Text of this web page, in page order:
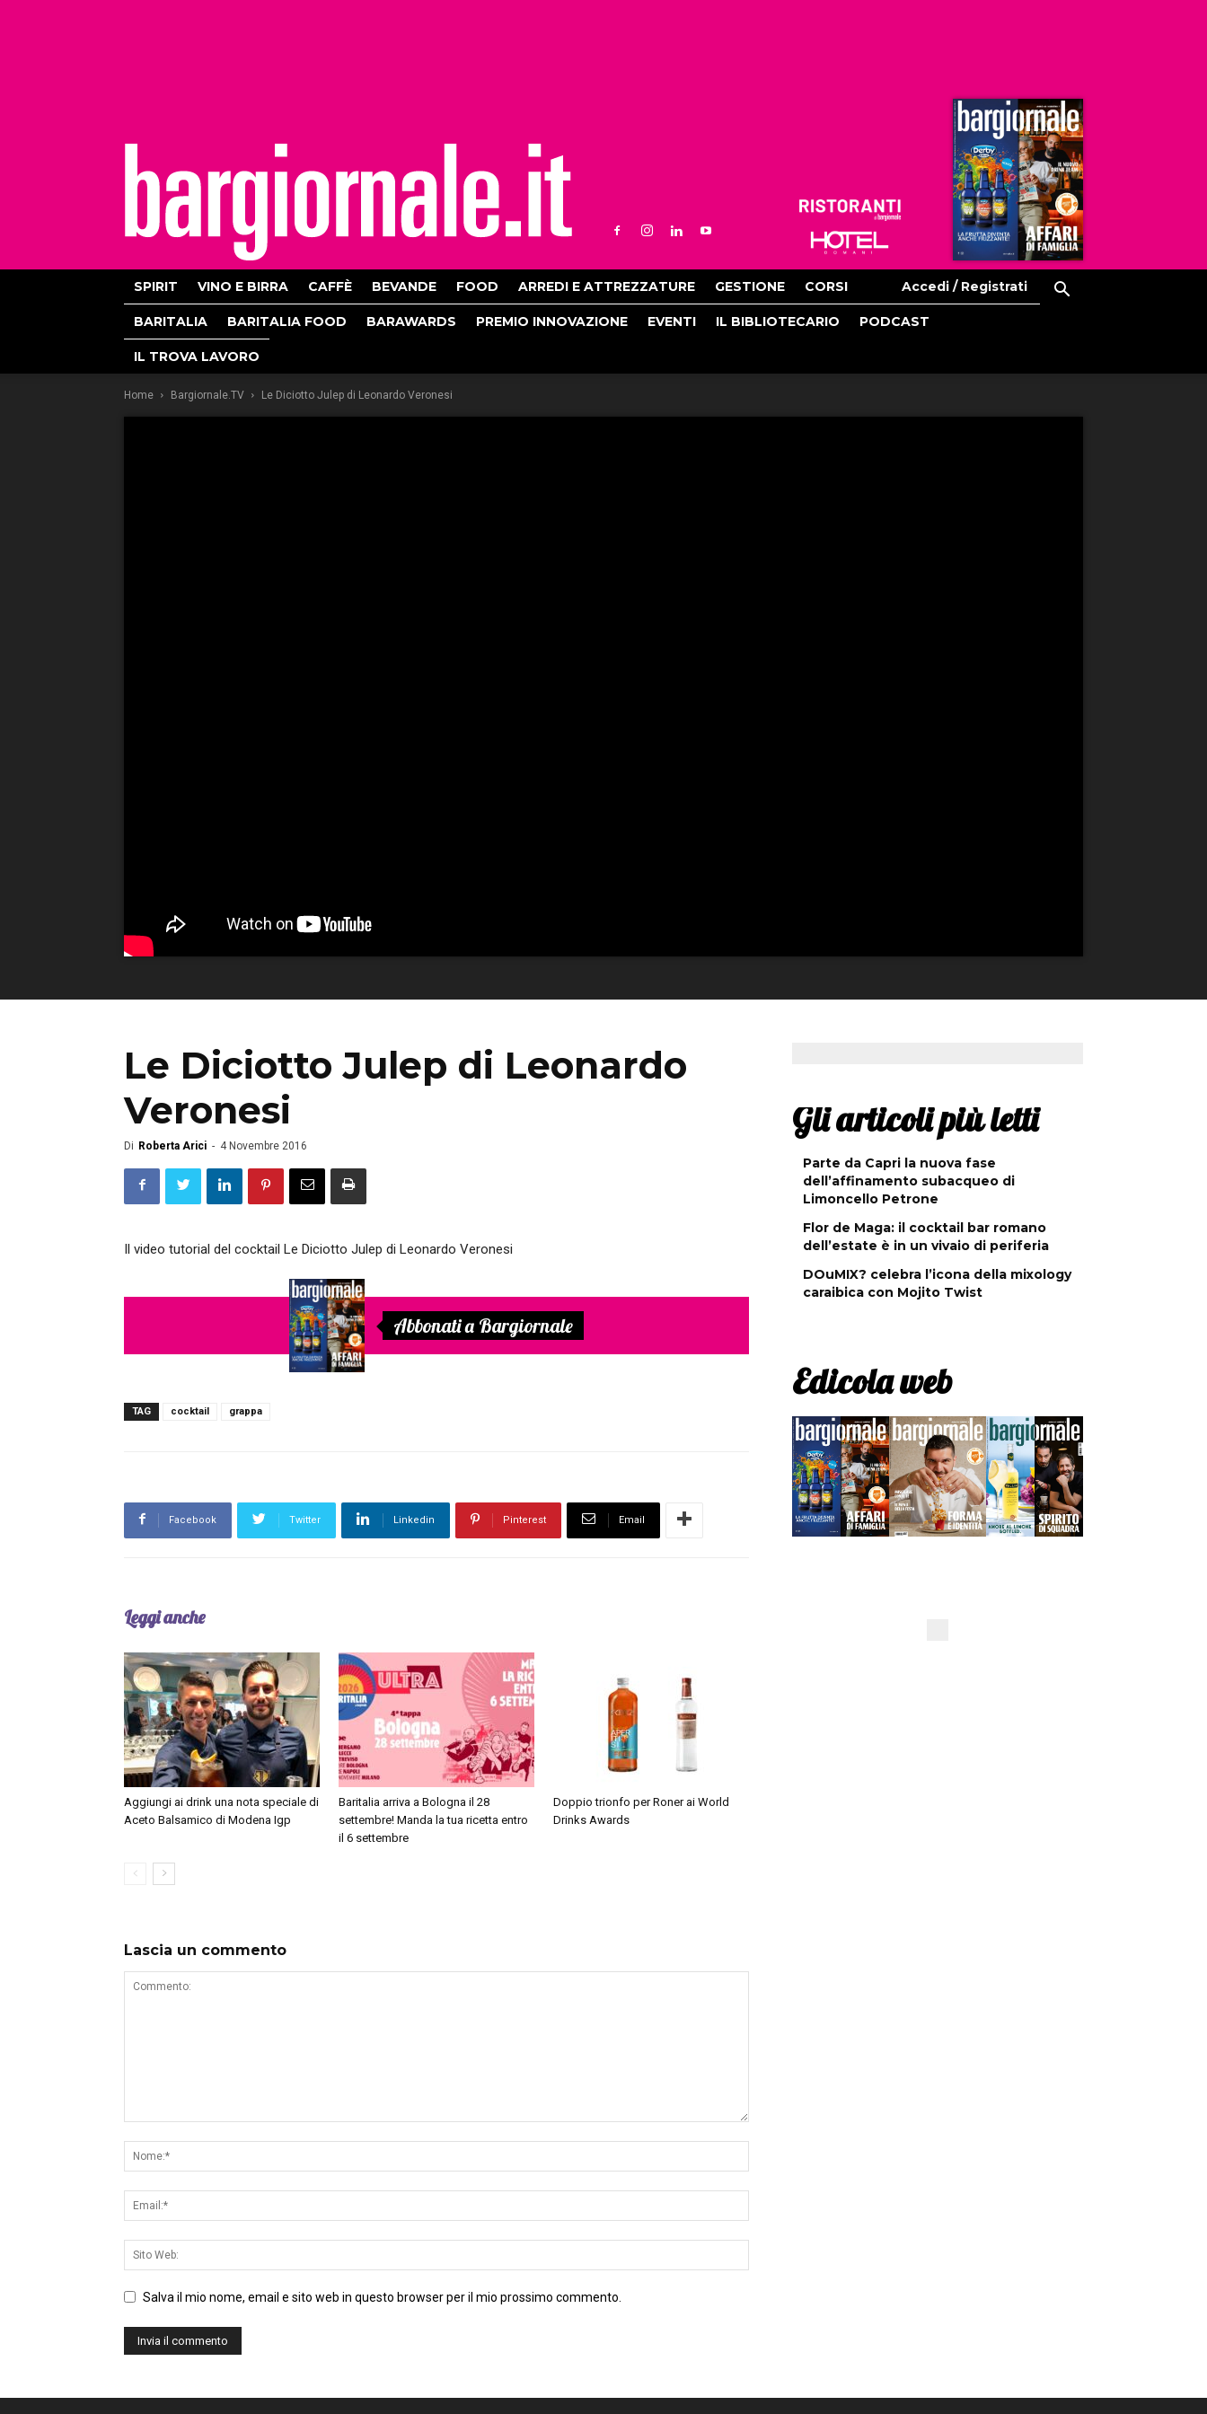
Ristoranti
Hoteldomani
SPIRIT VINO E BIRRA CAFFÈ BEVANDE FOOD ARREDI E ATTREZZATURE GESTIONE CORSI Accedi / Registrati
BARITALIA BARITALIA FOOD BARAWARDS PREMIO INNOVAZIONE EVENTI IL BIBLIOTECARIO PODCAST
IL TROVA LAVORO
Home Bargiornale.TV Le Diciotto Julep di Leonardo Veronesi
Le Diciotto Julep di Leonardo
Veronesi
Di Roberta Arici - 4 Novembre 2016
Il video tutorial del cocktail Le Diciotto Julep di Leonardo Veronesi
Abbonati a Bargiornale
TAG cocktail grappa
Facebook Twitter Linkedin Pinterest Email
Leggi anche
Aggiungi ai drink una nota speciale di
Aceto Balsamico di Modena Igp
Baritalia arriva a Bologna il 28
settembre! Manda la tua ricetta entro
il 6 settembre
Doppio trionfo per Roner ai World
Drinks Awards
Lascia un commento
Salva il mio nome, email e sito web in questo browser per il mio prossimo commento.
Gli articoli più letti
Parte da Capri la nuova fase
dell’affinamento subacqueo di
Limoncello Petrone
Flor de Maga: il cocktail bar romano
dell’estate è in un vivaio di periferia
DOuMIX? celebra l’icona della mixology
caraibica con Mojito Twist
Edicola web